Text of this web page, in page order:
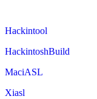
Hackintool
HackintoshBuild
MaciASL
Xiasl